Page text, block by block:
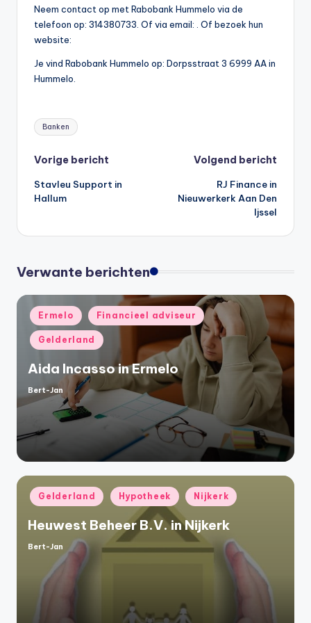
Neem contact op met Rabobank Hummelo via de
telefoon op: 314380733. Of via email:
. Of bezoek hun
website:
Je vind Rabobank Hummelo op: Dorpsstraat 3 6999 AA in
Hummelo.
Tags:
Banken
Bericht
navigatie
Vorige bericht
Stavleu Support in
Hallum
Volgend bericht
RJ Finance in
Nieuwerkerk Aan Den
Ijssel
Verwante berichten
Geplaatst
in
Ermelo Financieel adviseur
Gelderland
Aida Incasso in Ermelo
Geplaatst
door
Bert-Jan
Geplaatst
in
Gelderland Hypotheek Nijkerk
Heuwest Beheer B.V. in Nijkerk
Geplaatst
Bert-Jan